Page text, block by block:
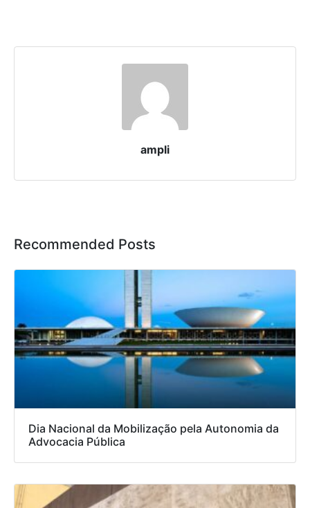
ampli
Recommended Posts
Dia Nacional da Mobilização pela Autonomia da
Advocacia Pública